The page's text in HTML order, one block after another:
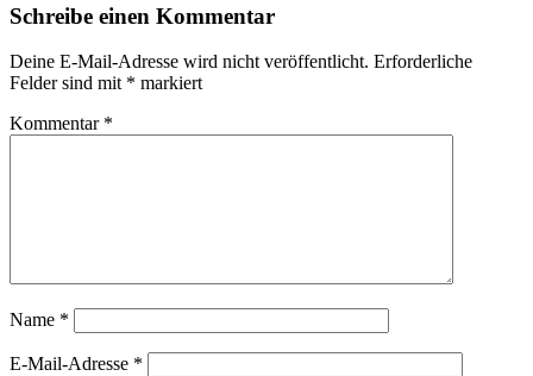
Schreibe einen Kommentar
Deine E-Mail-Adresse wird nicht veröffentlicht. Erforderliche
Felder sind mit * markiert
Kommentar *
Name *
E-Mail-Adresse *